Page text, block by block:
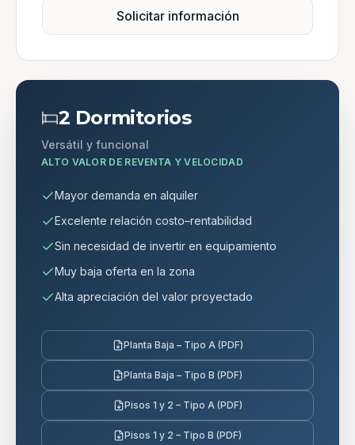
Solicitar información
2 Dormitorios
Versátil y funcional
ALTO VALOR DE REVENTA Y VELOCIDAD
Mayor demanda en alquiler
Excelente relación costo–rentabilidad
Sin necesidad de invertir en equipamiento
Muy baja oferta en la zona
Alta apreciación del valor proyectado
Planta Baja – Tipo A (PDF)
Planta Baja – Tipo B (PDF)
Pisos 1 y 2 – Tipo A (PDF)
Pisos 1 y 2 – Tipo B (PDF)